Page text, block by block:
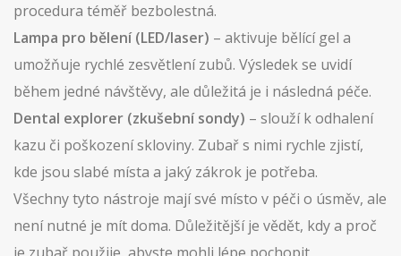
procedura téměř bezbolestná.
Lampa pro bělení (LED/laser) – aktivuje bělící gel a
umožňuje rychlé zesvětlení zubů. Výsledek se uvidí
během jedné návštěvy, ale důležitá je i následná péče.
Dental explorer (zkušební sondy) – slouží k odhalení
kazu či poškození skloviny. Zubař s nimi rychle zjistí,
kde jsou slabé místa a jaký zákrok je potřeba.
Všechny tyto nástroje mají své místo v péči o úsměv, ale
není nutné je mít doma. Důležitější je vědět, kdy a proč